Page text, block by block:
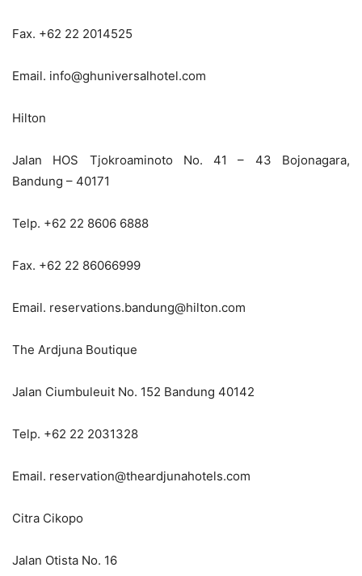
Fax. +62 22 2014525
Email. info@ghuniversalhotel.com
Hilton
Jalan HOS Tjokroaminoto No. 41 – 43 Bojonagara,
Bandung – 40171
Telp. +62 22 8606 6888
Fax. +62 22 86066999
Email. reservations.bandung@hilton.com
The Ardjuna Boutique
Jalan Ciumbuleuit No. 152 Bandung 40142
Telp. +62 22 2031328
Email. reservation@theardjunahotels.com
Citra Cikopo
Jalan Otista No. 16